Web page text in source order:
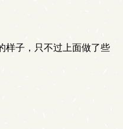
子，只不过上面做了些